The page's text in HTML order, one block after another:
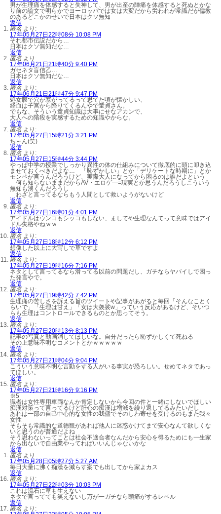
男が生理痛を体感すると失神して、男が出産の陣痛を体感すると死ぬとかな
り前の論文で明らかでヨーロッパでは女は大変だから労われが常識だが儒教
のあるどこかのせいで日本はクソ無知
返信
匿名 より:
17年05月27日22時08分 10:08 PM
それ都市伝説だから…
日本はクソ無知だな…
返信
匿名 より:
17年06月21日21時40分 9:40 PM
ガセネタ盲信乙…
日本はクソ無知だな…
返信
匿名 より:
17年06月21日21時47分 9:47 PM
処女膜で穴が塞がってるって思てた頃が懐かしい、
経血は子宮から降りてくるんやで童貞さん。
でもな、そういう童貞知識は大事にせなアカンで、
大人への階段を実感するための知識やからな。
返信
匿名 より:
17年05月27日15時21分 3:21 PM
ち～ん(笑)
返信
匿名 より:
17年05月27日15時44分 3:44 PM
やっぱ中学の授業でしっかり異性の体の仕組みについて徹底的に頭に叩き込
ませておくべきだよな… 「恥ずかしい」とか「デリケートな時期に」とか
モンペが言うんだろうけど、実際大人になってから困るのは誰だよという
何も知らないままだからAV・エロゲ―=現実とか思うんだろうしこういう
無知も湧くんだろうし
わざと言ってるならもう人間として救いようがないけど
返信
匿名 より:
17年05月27日16時01分 4:01 PM
アイドルはウンコもシッコもしない、ましてや生理なんてって意味ではアイ
ドル失格やねｗｗ
返信
匿名 より:
17年05月27日18時12分 6:12 PM
想像した以上に大写しで草ですよ
返信
匿名 より:
17年05月27日19時16分 7:16 PM
ネタとして言ってるなら滑ってる以前の問題だし、ガチならヤバイしで困っ
た発言やで。
返信
匿名 より:
17年05月27日19時42分 7:42 PM
生理痛の苦しさを訴える旨のツイートや記事があがると毎回「そんなことく
らいで」「生理は甘え」「女は大袈裟w」っていう反応があるけど、そいつ
らも生理はコントロールできるものとか思ってそう。
返信
匿名 より:
17年05月27日20時13分 8:13 PM
記事の写真と動画消してほしいな。自分だったら恥ずかしくて死ねる
その上意味不明なコメントとかｗｗｗｗｗ
返信
匿名 より:
17年05月27日21時04分 9:04 PM
こういう意味不明な言動をする人がいる事実が恐ろしい。せめてネタであっ
てほしい。
返信
匿名 より:
17年05月27日21時16分 9:16 PM
※5
識者は女性専用車両なんか肯定しないから今回の件と一緒にしないでほしい
痴漢対策って言ってるけど肝心の痴漢は増減を繰り返してるみたいだし
あれは一部の自己中心的な女性の我儘でそのしわ寄せを受けるのもまた我々
女性
そもそも常識的な道徳観があれば他人に迷惑かけてまで安心なんて欲しくな
いと思うのが普通だよね
そう思わないってことは社会不適合者なんだから安心を得るためにも一生家
から出ないで自由業やってればいいんじゃないかな
返信
匿名 より:
17年05月28日05時27分 5:27 AM
毎日大量に沸く痴漢を減らす案でも出してから家よカス
返信
匿名 より:
17年05月27日22時03分 10:03 PM
これは流石に草も生えない
ネタで言ってても笑えないし万が一ガチなら頭痛がするレベル
返信
匿名 より: